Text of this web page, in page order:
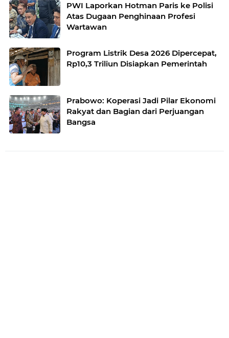
PWI Laporkan Hotman Paris ke Polisi
Atas Dugaan Penghinaan Profesi
Wartawan
Program Listrik Desa 2026 Dipercepat,
Rp10,3 Triliun Disiapkan Pemerintah
Prabowo: Koperasi Jadi Pilar Ekonomi
Rakyat dan Bagian dari Perjuangan
Bangsa